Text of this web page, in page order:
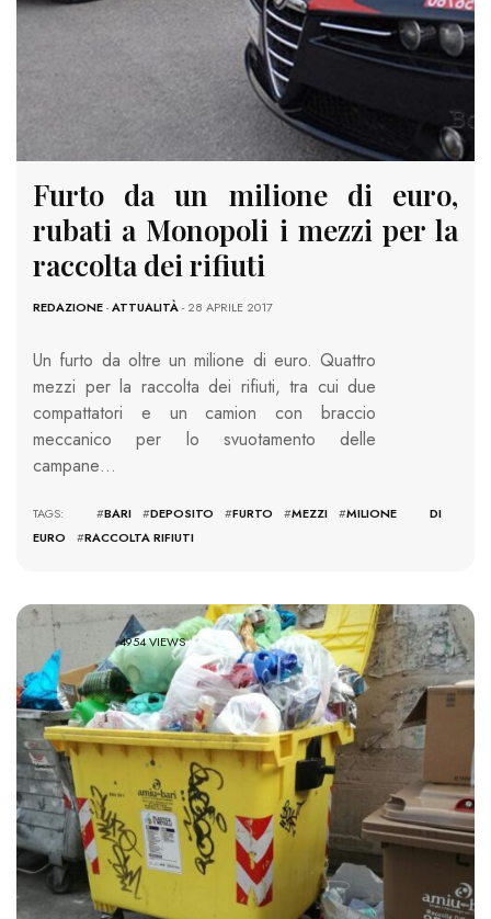
Furto da un milione di euro,
rubati a Monopoli i mezzi per la
raccolta dei rifiuti
REDAZIONE-ATTUALITÀ- 28 APRILE 2017
Un furto da oltre un milione di euro. Quattro
mezzi per la raccolta dei rifiuti, tra cui due
compattatori e un camion con braccio
meccanico per lo svuotamento delle
campane…
TAGS: #BARI #DEPOSITO #FURTO #MEZZI #MILIONE DI
EURO
#RACCOLTA RIFIUTI
4954 VIEWS